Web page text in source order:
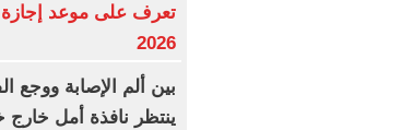
تعرف على موعد إجازة
2026
بين ألم الإصابة ووجع
ينتظر نافذة أمل